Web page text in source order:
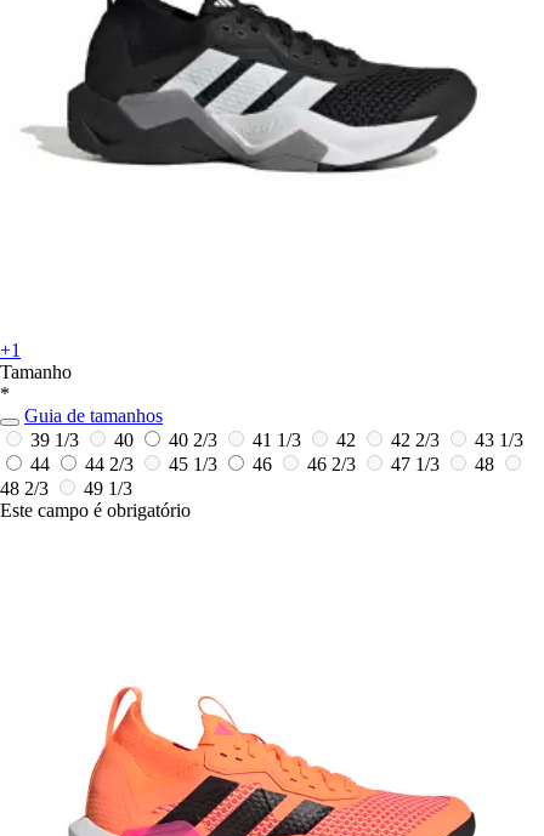
+1
Tamanho
*
Guia de tamanhos
39 1/3
40 40 2/3 41 1/3 42 42 2/3
43 1/3
44
44 2/3 45 1/3 46 46 2/3 47 1/3
48
48 2/3
49 1/3
Este campo é obrigatório